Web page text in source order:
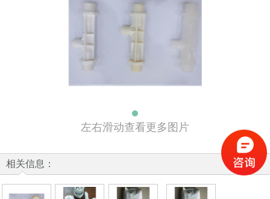
左右滑动查看更多图片
相关信息：